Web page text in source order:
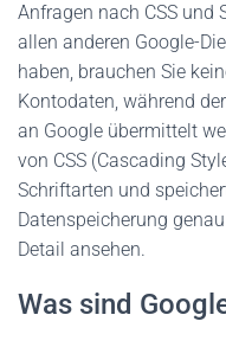
Anfragen nach CSS und
allen anderen Google-
haben, brauchen Sie
Kontodaten, während
an Google übermittelt
von CSS (Cascading
Schriftarten und
Datenspeicherung
Detail ansehen.
Was sind